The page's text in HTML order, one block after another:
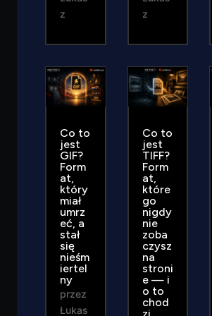
z
z
Co to
jest
GIF?
Form
at,
który
miał
umrz
eć, a
stał
się
nieśm
iertel
ny
przez
Łukas
Co to
jest
TIFF?
Form
at,
które
go
nigdy
nie
zoba
czysz
na
stroni
e — i
o to
chod